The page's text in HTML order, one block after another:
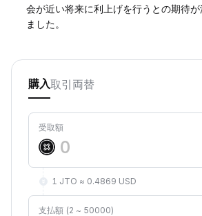
会が近い将来に利上げを行うとの期待
ました。
購入取引 両替
受取額
1 JTO ≈ 0.4869 USD
支払額 (2 ~ 50000)